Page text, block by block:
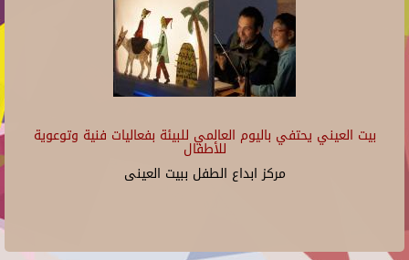
بيت العيني يحتفي باليوم العالمي للبيئة بفعاليات فنية وتوعوية
للأطفال
مركز ابداع الطفل ببيت العينى